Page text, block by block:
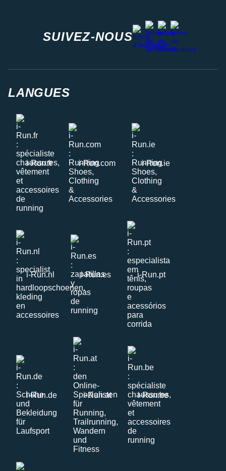
SUIVEZ-NOUS
instagram
facebook
stravayoutube
LANGUES
i-Run.fr i-Run.com i-Run.ie
i-Run.nl i-Run.es i-Run.pt
i-Run.de i-Run.at i-Run.be